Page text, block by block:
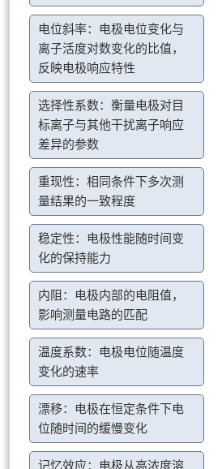
电位斜率：电极电位变化与
离子活度对数变化的比值，
反映电极响应特性
选择性系数：衡量电极对目
标离子与其他干扰离子响应
差异的参数
重现性：相同条件下多次测
量结果的一致程度
稳定性：电极性能随时间变
化的保持能力
内阻：电极内部的电阻值，
影响测量电路的匹配
温度系数：电极电位随温度
变化的速率
漂移：电极在恒定条件下电
位随时间的缓慢变化
记忆效应：电极从高浓度溶